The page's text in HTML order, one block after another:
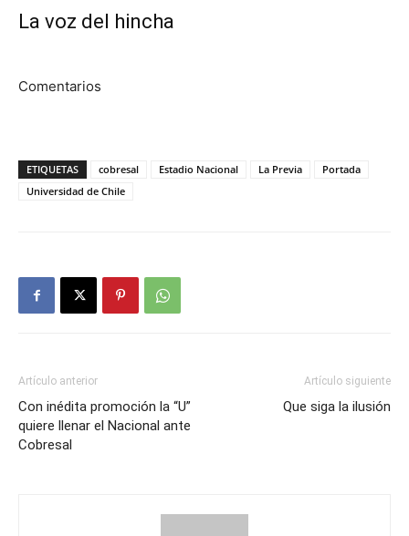
La voz del hincha
Comentarios
ETIQUETAS cobresal Estadio Nacional La Previa
Portada
Universidad de Chile
Artículo anterior
Con inédita promoción la “U”
quiere llenar el Nacional ante
Cobresal
Artículo siguiente
Que siga la ilusión